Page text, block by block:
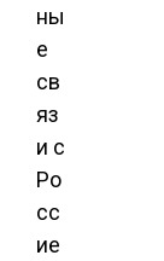
ны
е
св
яз
и с
Ро
сс
ие